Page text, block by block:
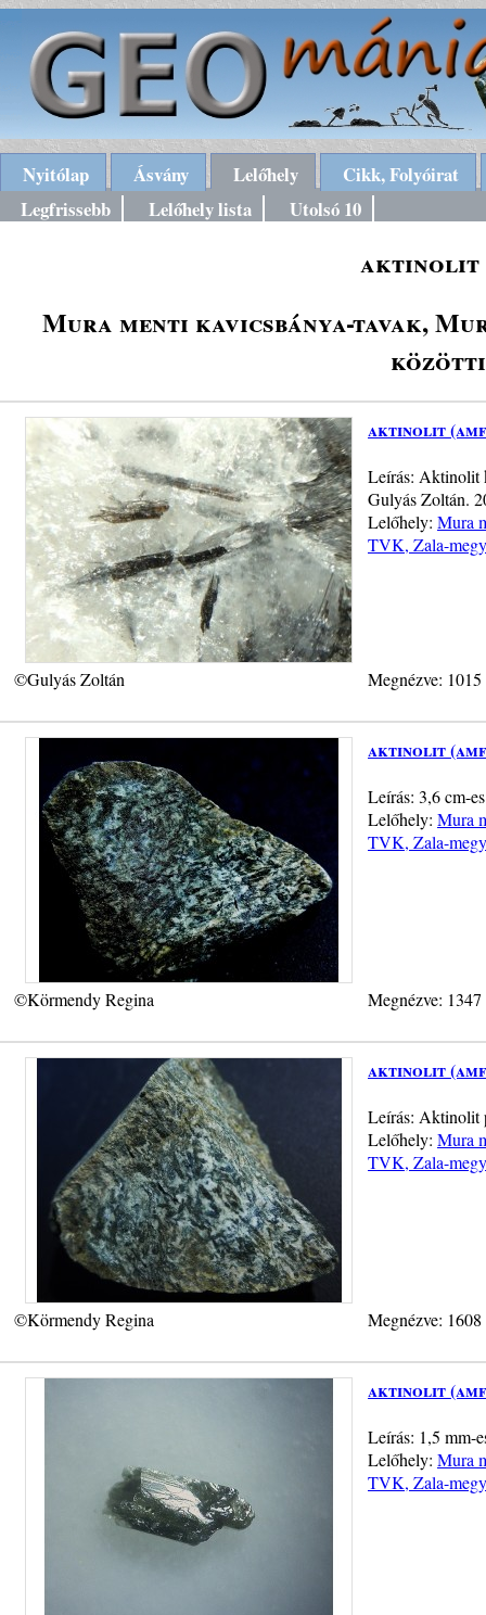
Nyitólap Ásvány Lelőhely
Cikk, Folyóirat
Legfrissebb
Lelőhely lista Utolsó 10
aktinolit
Mura menti kavicsbánya-tavak,
közötti
aktinolit
Leírás: Aktinolit
Gulyás Zoltán.
Lelőhely: Mura
TVK, Zala-
©Gulyás Zoltán Megnézve:
aktinolit
Leírás: 3,6 cm-
Lelőhely: Mura
TVK, Zala-
©Körmendy Regina Megnézve:
aktinolit
Leírás: Aktinolit
Lelőhely: Mura
TVK, Zala-
©Körmendy Regina Megnézve:
aktinolit
Leírás: 1,5 mm-
Lelőhely: Mura
TVK, Zala-